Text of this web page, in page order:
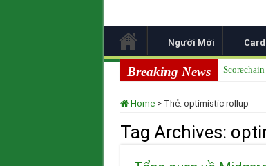
Người Mới
Breaking News
Input
Home > Thẻ: optimistic rollup
Tag Archives: